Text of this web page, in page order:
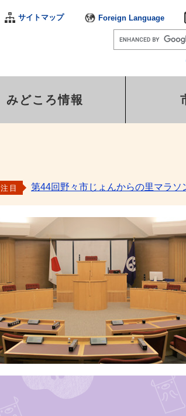
サイトマップ Foreign Language
みどころ情報
注目 第44回野々市じょんからの里マラソ